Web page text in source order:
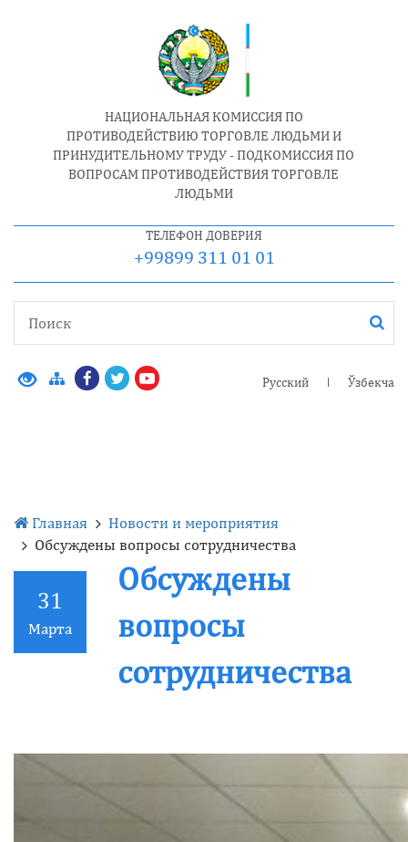
НАЦИОНАЛЬНАЯ КОМИССИЯ ПО
ПРОТИВОДЕЙСТВИЮ ТОРГОВЛЕ ЛЮДЬМИ И
ПРИНУДИТЕЛЬНОМУ ТРУДУ - ПОДКОМИССИЯ ПО
ВОПРОСАМ ПРОТИВОДЕЙСТВИЯ ТОРГОВЛЕ
ЛЮДЬМИ
ТЕЛЕФОН ДОВЕРИЯ
+99899 311 01 01
Русский Ўзбекча
Главная
Новости и мероприятия
Обсуждены вопросы сотрудничества
31
Марта
Обсуждены
вопросы
сотрудничества